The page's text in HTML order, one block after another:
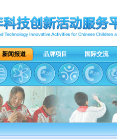
新闻报道 品牌项目 国际交流